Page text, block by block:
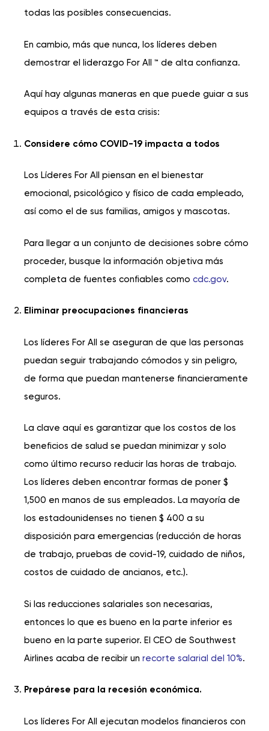
todas las posibles consecuencias.
En cambio, más que nunca, los líderes deben
demostrar el liderazgo For All ™ de alta confianza.
Aquí hay algunas maneras en que puede guiar a sus
equipos a través de esta crisis:
Considere cómo COVID-19 impacta a todos
Los Líderes For All piensan en el bienestar
emocional, psicológico y físico de cada empleado,
así como el de sus familias, amigos y mascotas.
Para llegar a un conjunto de decisiones sobre cómo
proceder, busque la información objetiva más
completa de fuentes confiables como cdc.gov.
Eliminar preocupaciones financieras
Los líderes For All se aseguran de que las personas
puedan seguir trabajando cómodos y sin peligro,
de forma que puedan mantenerse financieramente
seguros.
La clave aquí es garantizar que los costos de los
beneficios de salud se puedan minimizar y solo
como último recurso reducir las horas de trabajo.
Los líderes deben encontrar formas de poner $
1,500 en manos de sus empleados. La mayoría de
los estadounidenses no tienen $ 400 a su
disposición para emergencias (reducción de horas
de trabajo, pruebas de covid-19, cuidado de niños,
costos de cuidado de ancianos, etc.).
Si las reducciones salariales son necesarias,
entonces lo que es bueno en la parte inferior es
bueno en la parte superior. El CEO de Southwest
Airlines acaba de recibir un recorte salarial del 10%.
Prepárese para la recesión económica.
Los líderes For All ejecutan modelos financieros con